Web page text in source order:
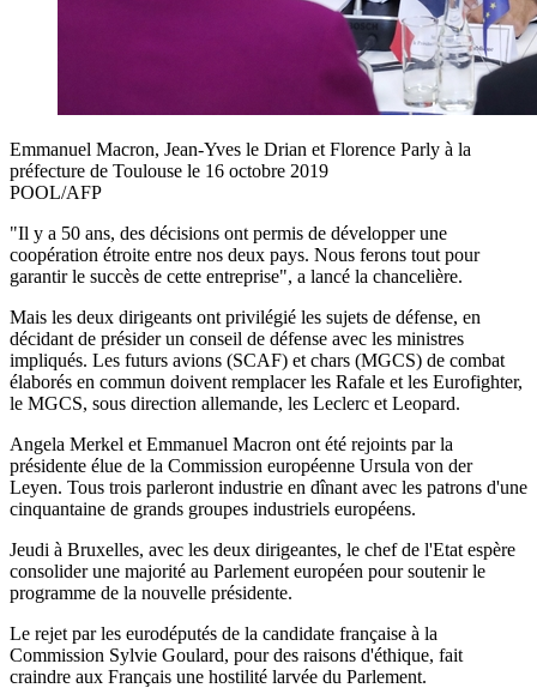
Emmanuel Macron, Jean-Yves le Drian et Florence Parly à la
préfecture de Toulouse le 16 octobre 2019
POOL/AFP
"Il y a 50 ans, des décisions ont permis de développer une
coopération étroite entre nos deux pays. Nous ferons tout pour
garantir le succès de cette entreprise", a lancé la chancelière.
Mais les deux dirigeants ont privilégié les sujets de défense, en
décidant de présider un conseil de défense avec les ministres
impliqués. Les futurs avions (SCAF) et chars (MGCS) de combat
élaborés en commun doivent remplacer les Rafale et les Eurofighter,
le MGCS, sous direction allemande, les Leclerc et Leopard.
Angela Merkel et Emmanuel Macron ont été rejoints par la
présidente élue de la Commission européenne Ursula von der
Leyen. Tous trois parleront industrie en dînant avec les patrons d'une
cinquantaine de grands groupes industriels européens.
Jeudi à Bruxelles, avec les deux dirigeantes, le chef de l'Etat espère
consolider une majorité au Parlement européen pour soutenir le
programme de la nouvelle présidente.
Le rejet par les eurodéputés de la candidate française à la
Commission Sylvie Goulard, pour des raisons d'éthique, fait
craindre aux Français une hostilité larvée du Parlement.